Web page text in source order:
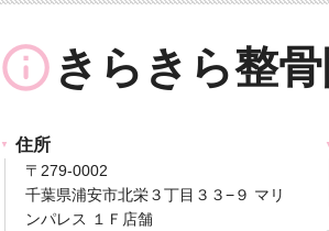
info_outline きらきら整
住所
〒279-0002
千葉県浦安市北栄３丁目３３−９ マリ
ンパレス １Ｆ店舗